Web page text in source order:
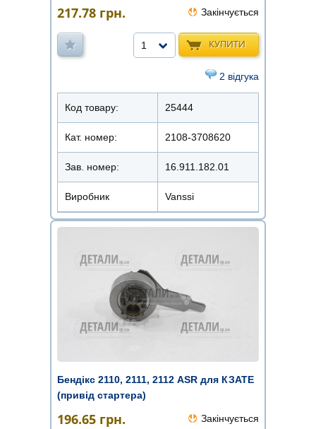
217.78 грн. Закінчується
КУПИТИ
1
2 відгука
Код товару: 25444
Кат. номер: 2108-3708620
Зав. номер: 16.911.182.01
Виробник Vanssi
Бендікс 2110, 2111, 2112 ASR для КЗАТЕ
(привід стартера)
196.65 грн. Закінчується